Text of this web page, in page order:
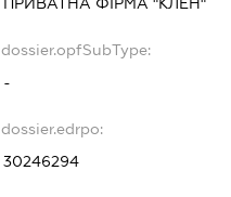
dossier.opfSubType:
-
dossier.edrpo:
30246294